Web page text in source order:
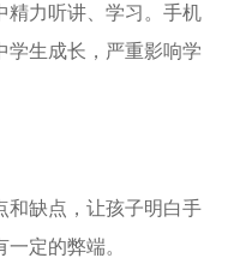
精力听讲、学习。手机
学生成长，严重影响学
和缺点，让孩子明白手
定的弊端。